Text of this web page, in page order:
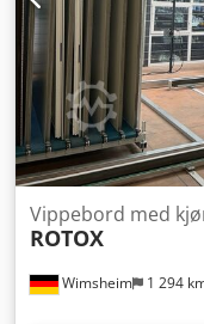
Wimsheim 1 294
Vippebord med
ROTOX